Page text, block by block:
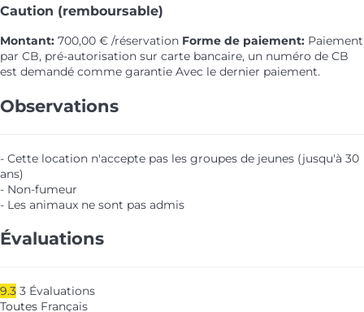
Caution (remboursable)
Montant: 700,00 € /réservation Forme de paiement: Paiement
par CB, pré-autorisation sur carte bancaire, un numéro de CB
est demandé comme garantie Avec le dernier paiement.
Observations
- Cette location n'accepte pas les groupes de jeunes (jusqu'à 30
ans)
- Non-fumeur
- Les animaux ne sont pas admis
Évaluations
9.3 3 Évaluations
Toutes Français